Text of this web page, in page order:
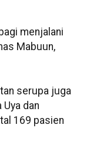
menjalani
Mabuun,
serupa juga
dan
169 pasien